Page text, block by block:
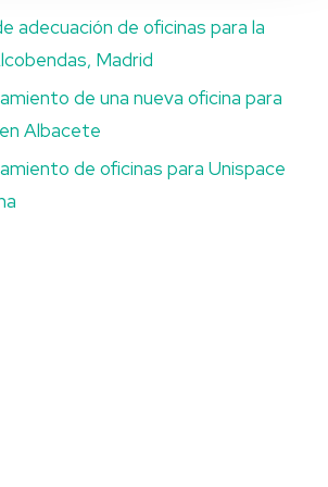
adecuación de oficinas para la
Madrid
de una nueva oficina para
Albacete
de oficinas para Unispace